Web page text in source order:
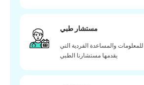
مستشار طبي
والمساعدة الفردية التي
يقدمها مستشارنا الطبي